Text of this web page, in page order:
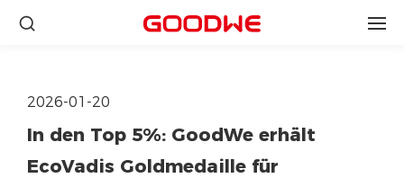
2026-01-20
In den Top 5%: GoodWe erhält
EcoVadis Goldmedaille für